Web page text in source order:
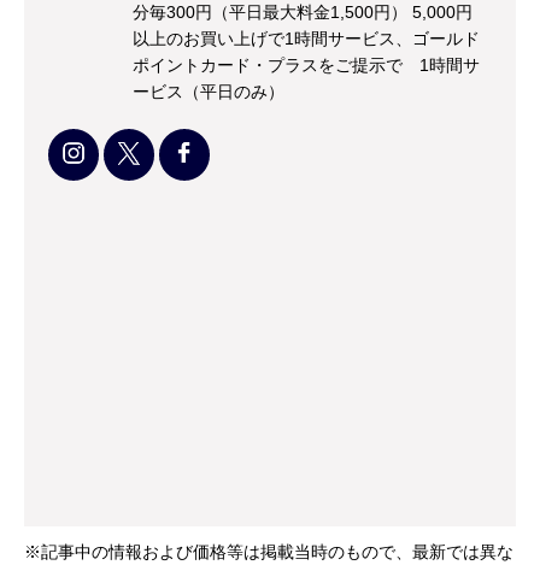
分毎300円（平日最大料金1,500円） 5,000円
以上のお買い上げで1時間サービス、ゴールド
ポイントカード・プラスをご提示で 1時間サ
ービス（平日のみ）
※記事中の情報および価格等は掲載当時のもので、最新では異な